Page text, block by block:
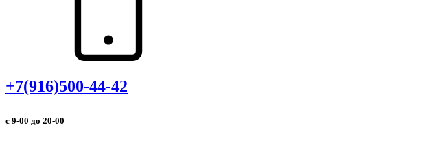
+7(916)500-44-42
с 9-00 до 20-00